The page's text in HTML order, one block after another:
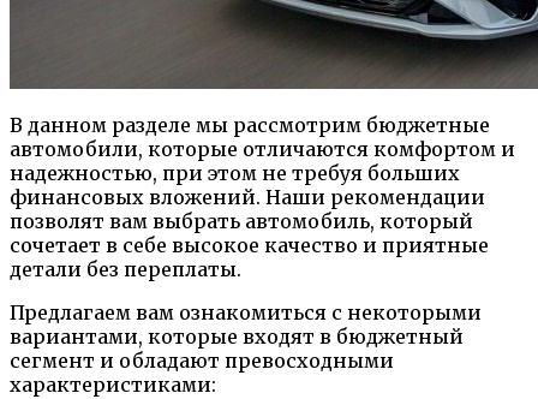
В данном разделе мы рассмотрим бюджетные
автомобили, которые отличаются комфортом и
надежностью, при этом не требуя больших
финансовых вложений. Наши рекомендации
позволят вам выбрать автомобиль, который
сочетает в себе высокое качество и приятные
детали без переплаты.
Предлагаем вам ознакомиться с некоторыми
вариантами, которые входят в бюджетный
сегмент и обладают превосходными
характеристиками: